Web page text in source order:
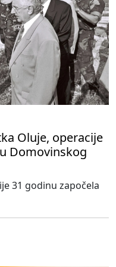
Oluje, operacije
Domovinskog
31 godinu započela